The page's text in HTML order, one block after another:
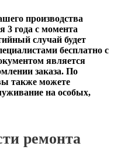
производства
3 года с момента
случай будет
бесплатно с
является
заказа. По
также можете
на особых,
ремонта